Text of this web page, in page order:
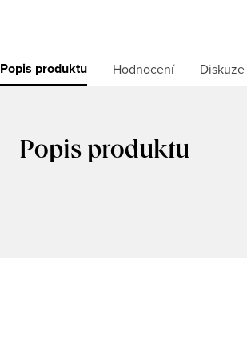
Popis produktu Hodnocení Diskuze
Popis produktu